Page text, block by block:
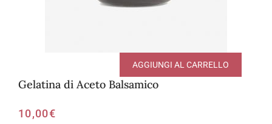
Gelatina di Aceto Balsamico
10,00€
AGGIUNGI AL CARRELLO